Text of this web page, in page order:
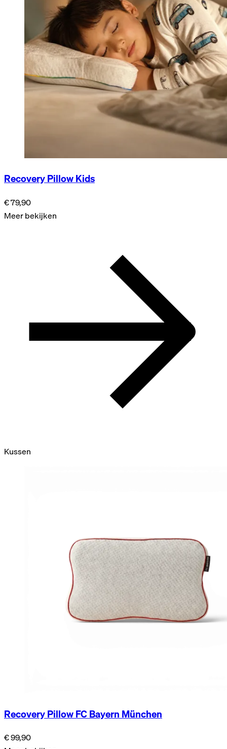
Recovery Pillow Kids
€ 79,90
Meer bekijken
Kussen
Recovery Pillow FC Bayern München
€ 99,90